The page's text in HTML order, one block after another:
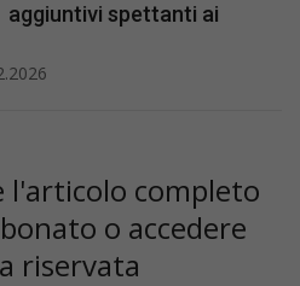
aggiuntivi spettanti ai
l'articolo completo
o accedere
riservata